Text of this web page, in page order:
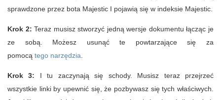
sprawdzone przez bota Majestic I pojawią się w indeksie Majestic.
Krok 2: Teraz musisz stworzyć jedną wersje dokumentu łącząc je
ze sobą. Możesz usunąć te powtarzające się za
pomocą tego narzędzia
Krok 3: I tu zaczynają się schody. Musisz teraz przejrzeć
wszystkie linki by upewnić się, że pozbywasz się tych właściwych.